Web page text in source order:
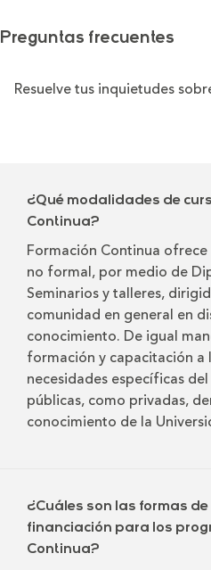
Preguntas frecuentes
Resuelve tus inquietudes
¿Qué modalidades de
Continua?
Formación Continua
no formal, por medio de
Seminarios y talleres,
comunidad en general en
conocimiento. De igual
formación y capacitación a
necesidades específicas
públicas, como privadas,
conocimiento de la
¿Cuáles son las formas
financiación para los
Continua?